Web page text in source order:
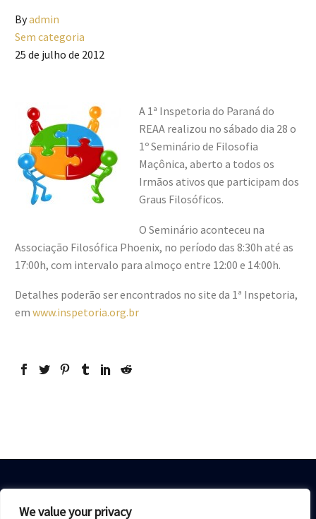
We value your privacy
Byadmin
Sem categoria
25 de julho de 2012
A 1ª Inspetoria do Paraná do
REAA realizou no sábado dia 28 o
1º Seminário de Filosofia
Maçônica, aberto a todos os
Irmãos ativos que participam dos
Graus Filosóficos.
O Seminário aconteceu na
Associação Filosófica Phoenix, no período das 8:30h até as
17:00h, com intervalo para almoço entre 12:00 e 14:00h.
Detalhes poderão ser encontrados no site da 1ª Inspetoria,
em www.inspetoria.org.br